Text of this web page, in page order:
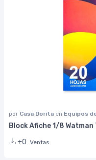
por Casa Dorita en Equipos
Block Afiche 1/8 Watman
+0 Ventas